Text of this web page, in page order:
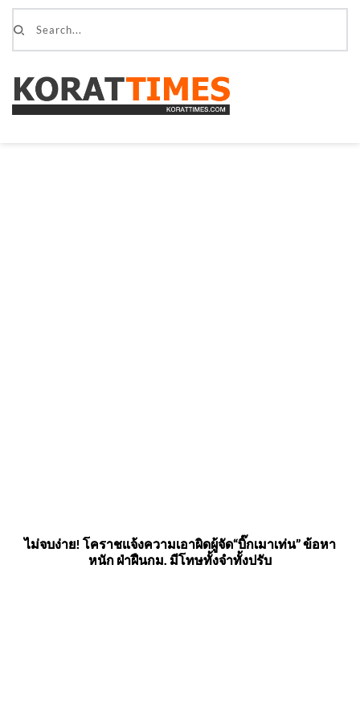
ไม่จบง่าย! โคราชแจ้งความเอาผิดผู้จัด“บิ๊กเมาเท่น” ข้อหา
หนัก ฝ่าฝืนกม. มีโทษทั้งจำทั้งปรับ